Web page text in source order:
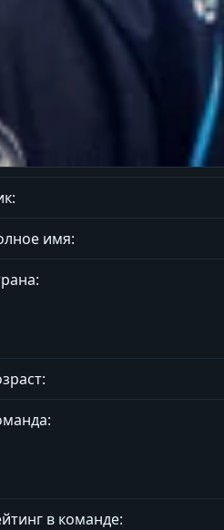
имя:
в команде: